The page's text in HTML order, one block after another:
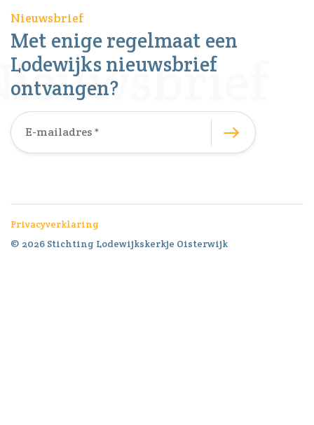
Nieuwsbrief
Met enige regelmaat een
Lodewijks nieuwsbrief
ontvangen?
Privacyverklaring
© 2026 Stichting Lodewijkskerkje Oisterwijk